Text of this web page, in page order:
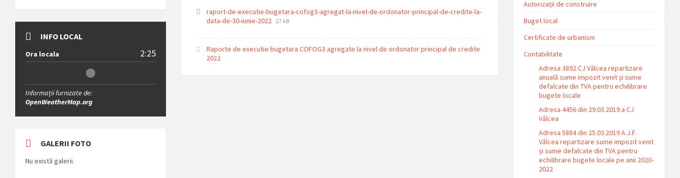
raport-de-executie-bugetara-cofog3-agregat-la-nivel-de-ordonator-principal-de-credite-la-
data-de-30-iunie-2022 File
File
27 kB
Raporte de executie bugetara COFOG3 agregate la nivel de ordonator principal de credite
2022
INFO LOCAL
Ora locala 2:25
Informații furnizate de:
OpenWeatherMap.org
GALERII FOTO
Nu există galerii.
Autorizații de construire
Buget local
Certificate de urbanism
Contabilitate
Adresa 3892 CJ Vâlcea repartizare
anuală sume impozit venit și sume
defalcate din TVA pentru echilibrare
bugete locale
Adresa 4456 din 29.03.2019 a CJ
Vâlcea
Adresa 5884 din 25.03.2019 A.J.F.
Vâlcea repartizare sume impozit venit
și sume defalcate din TVA pentru
echilibrare bugete locale pe anii 2020-
2022